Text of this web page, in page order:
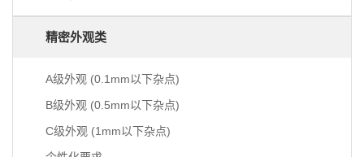
精密外观类
A级外观 (0.1mm以下杂点)
B级外观 (0.5mm以下杂点)
C级外观 (1mm以下杂点)